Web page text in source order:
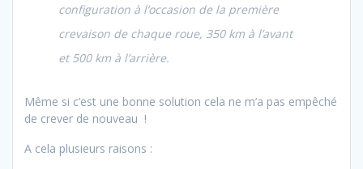
configuration à l’occasion de la première
crevaison de chaque roue, 350 km à l’avant
et 500 km à l’arrière.
Même si c’est une bonne solution cela ne m’a pas empêché
de crever de nouveau !
A cela plusieurs raisons :